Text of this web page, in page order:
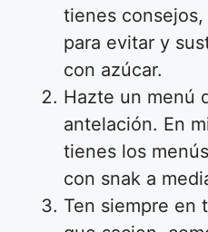
tienes
para evitar y
con azúcar.
Hazte un menú
antelación. En
tienes los
con snak a
Ten siempre en